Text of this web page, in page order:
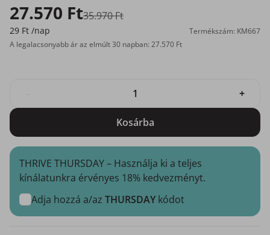
27.570 Ft35.970 Ft
29 Ft /nap
Termékszám: KM667
A legalacsonyabb ár az elmúlt 30 napban: 27.570 Ft
+
Kosárba
THRIVE THURSDAY – Használja ki a teljes
kínálatunkra érvényes 18% kedvezményt.
Adja hozzá a/az THURSDAY kódot